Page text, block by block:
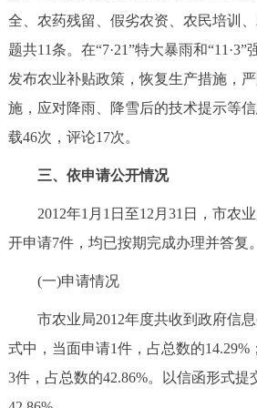
全、农药残留、假劣农资、农民培训
题共11条。在“7·21”特大暴雨和
发布农业补贴政策，恢复生产措施，
施，应对降雨、降雪后的技术提示等
载46次，评论17次。
三、依申请公开情况
2012年1月1日至12月31日，市农业
开申请7件，均已按期完成办理并答复。
(一)申请情况
市农业局2012年度共收到政府信息
式中，当面申请1件，占总数的
3件，占总数的42.86%。以信函形式提